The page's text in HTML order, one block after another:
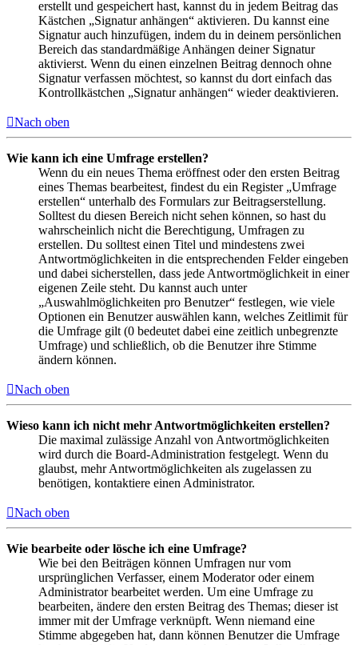
erstellt und gespeichert hast, kannst du in jedem Beitrag das
Kästchen „Signatur anhängen“ aktivieren. Du kannst eine
Signatur auch hinzufügen, indem du in deinem persönlichen
Bereich das standardmäßige Anhängen deiner Signatur
aktivierst. Wenn du einen einzelnen Beitrag dennoch ohne
Signatur verfassen möchtest, so kannst du dort einfach das
Kontrollkästchen „Signatur anhängen“ wieder deaktivieren.
Nach oben
Wie kann ich eine Umfrage erstellen?
Wenn du ein neues Thema eröffnest oder den ersten Beitrag
eines Themas bearbeitest, findest du ein Register „Umfrage
erstellen“ unterhalb des Formulars zur Beitragserstellung.
Solltest du diesen Bereich nicht sehen können, so hast du
wahrscheinlich nicht die Berechtigung, Umfragen zu
erstellen. Du solltest einen Titel und mindestens zwei
Antwortmöglichkeiten in die entsprechenden Felder eingeben
und dabei sicherstellen, dass jede Antwortmöglichkeit in einer
eigenen Zeile steht. Du kannst auch unter
„Auswahlmöglichkeiten pro Benutzer“ festlegen, wie viele
Optionen ein Benutzer auswählen kann, welches Zeitlimit für
die Umfrage gilt (0 bedeutet dabei eine zeitlich unbegrenzte
Umfrage) und schließlich, ob die Benutzer ihre Stimme
ändern können.
Nach oben
Wieso kann ich nicht mehr Antwortmöglichkeiten erstellen?
Die maximal zulässige Anzahl von Antwortmöglichkeiten
wird durch die Board-Administration festgelegt. Wenn du
glaubst, mehr Antwortmöglichkeiten als zugelassen zu
benötigen, kontaktiere einen Administrator.
Nach oben
Wie bearbeite oder lösche ich eine Umfrage?
Wie bei den Beiträgen können Umfragen nur vom
ursprünglichen Verfasser, einem Moderator oder einem
Administrator bearbeitet werden. Um eine Umfrage zu
bearbeiten, ändere den ersten Beitrag des Themas; dieser ist
immer mit der Umfrage verknüpft. Wenn niemand eine
Stimme abgegeben hat, dann können Benutzer die Umfrage